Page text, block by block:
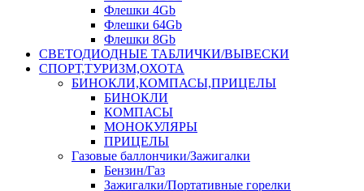
Флешки 4Gb
Флешки 64Gb
Флешки 8Gb
СВЕТОДИОДНЫЕ ТАБЛИЧКИ/ВЫВЕСКИ
СПОРТ,ТУРИЗМ,ОХОТА
БИНОКЛИ,КОМПАСЫ,ПРИЦЕЛЫ
БИНОКЛИ
КОМПАСЫ
МОНОКУЛЯРЫ
ПРИЦЕЛЫ
Газовые баллончики/Зажигалки
Бензин/Газ
Зажигалки/Портативные горелки